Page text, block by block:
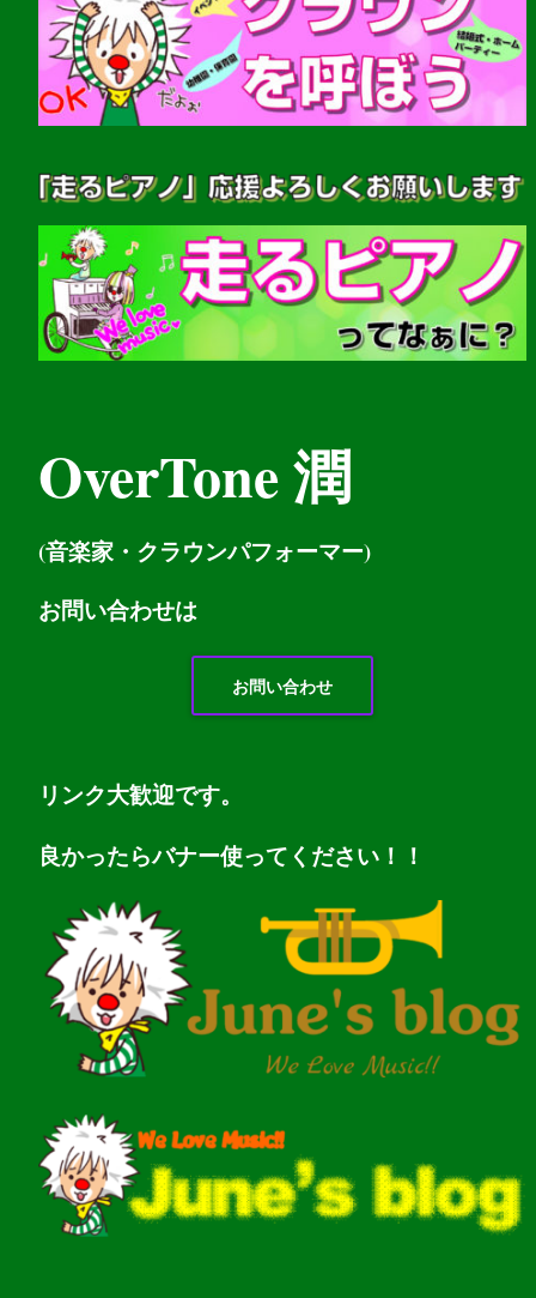
OverTone 潤
(音楽家・クラウンパフォーマー)
お問い合わせは
お問い合わせ
リンク大歓迎です。
良かったらバナー使ってください！！